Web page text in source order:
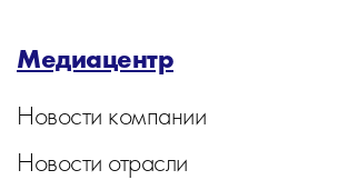
Медиацентр
Новости компании
Новости отрасли